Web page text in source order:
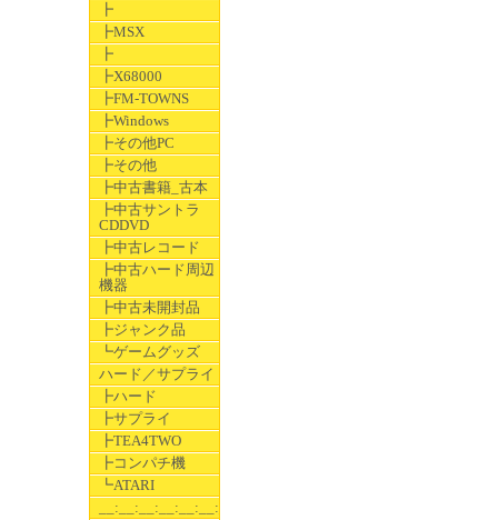
┣
┣MSX
┣
┣X68000
┣FM-TOWNS
┣Windows
┣その他PC
┣その他
┣中古書籍_古本
┣中古サントラ
CDDVD
┣中古レコード
┣中古ハード周辺
機器
┣中古未開封品
┣ジャンク品
┗ゲームグッズ
ハード／サプライ
┣ハード
┣サプライ
┣TEA4TWO
┣コンパチ機
┗ATARI
__:__:__:__:__:__:__